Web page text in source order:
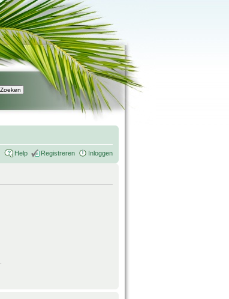
Help Registreren Inloggen